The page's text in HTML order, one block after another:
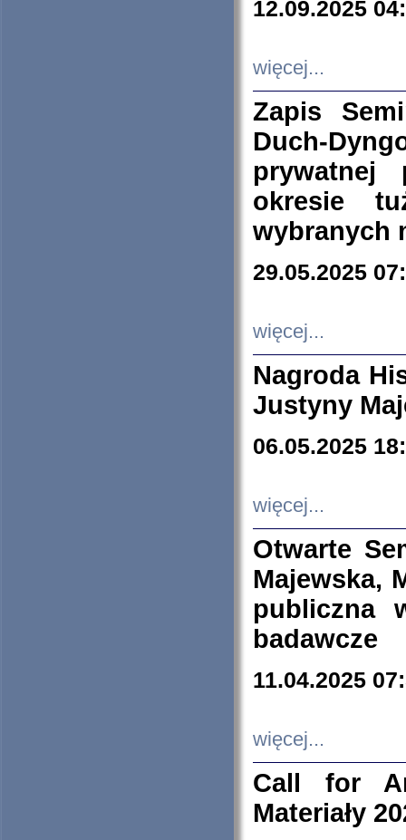
12.09.2025
więcej...
Zapis
Duch-
prywatnej
okresie
wybranych
29.05.2025
więcej...
Nagroda
Justyny
06.05.2025
więcej...
Otwarte
Majewska,
publiczna
badawcze
11.04.2025
więcej...
Call for
Materiały